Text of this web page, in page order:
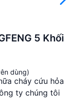
5 Khối
dùng)
cháy cứu hỏa
ty chúng tôi